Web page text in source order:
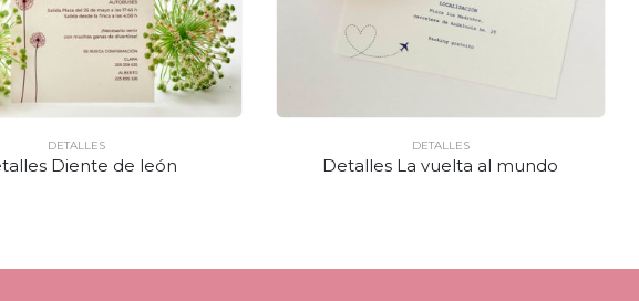
DETALLES
Diente de león
DETALLES
Detalles La vuelta al mundo